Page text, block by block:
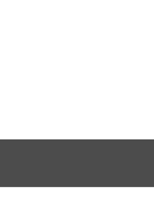
（来源媒体: 摄影记者: